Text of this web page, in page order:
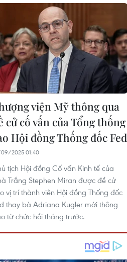
viện Mỹ thông qua
cử cố vấn của Tổng thống
Hội đồng Thống đốc Fed
2025 01:40
tịch Hội đồng Cố vấn Kinh tế của
Trắng Stephen Miran được đề cử
vị trí thành viên Hội đồng Thống đốc
thay bà Adriana Kugler mới thông
từ chức hồi tháng trước.